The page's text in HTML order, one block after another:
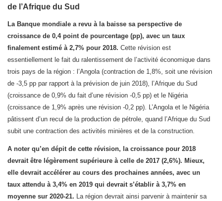
de l’Afrique du Sud
La Banque mondiale a revu à la baisse sa perspective de
croissance de 0,4 point de pourcentage (pp), avec un taux
finalement estimé à 2,7% pour 2018. Cette révision est
essentiellement le fait du ralentissement de l’activité économique dans
trois pays de la région : l’Angola (contraction de 1,8%, soit une révision
de -3,5 pp par rapport à la prévision de juin 2018), l’Afrique du Sud
(croissance de 0,9% du fait d’une révision -0,5 pp) et le Nigéria
(croissance de 1,9% après une révision -0,2 pp). L’Angola et le Nigéria
pâtissent d’un recul de la production de pétrole, quand l’Afrique du Sud
subit une contraction des activités minières et de la construction.
A noter qu’en dépit de cette révision, la croissance pour 2018
devrait être légèrement supérieure à celle de 2017 (2,6%). Mieux,
elle devrait accélérer au cours des prochaines années, avec un
taux attendu à 3,4% en 2019 qui devrait s’établir à 3,7% en
moyenne sur 2020-21. La région devrait ainsi parvenir à maintenir sa